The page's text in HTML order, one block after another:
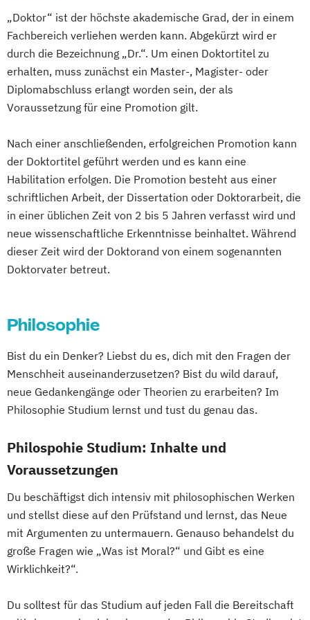
Grafik Design Grafik und Werbung
Mode)
Doktoratsstudium Künstlerische Forschung
Doktoratsstudium der
Doktoratsstudium der Philosophie
Doktoratsstudium der technischen
Wissenschaften
Experimental Game Cultures
Global Challenges and Sustainable
Developments
Industrial Design
Konservierung und Restaurierung
Lehramt Design
Architektur und Environment (Technisches
Werken)
Lehramt Textil - freie und kontextuelle
künstlerische Gestaltung und
Materialkultur (Textiles Gestalten)
materielle Kultur und experimentelle
Praxis (Technisches und textiles Werken)
Lehramt kkp: Kunst und kommunikative
Praxis (Bildnerische Erziehung)
Medienkunst (Studienzweige: Digitale
Kunst
Transmediale Kunst)
Sprachkunst
„Doktor“ ist der höchste akademische Grad, der in einem
Fachbereich verliehen werden kann. Abgekürzt wird er
durch die Bezeichnung „Dr.“. Um einen Doktortitel zu
erhalten, muss zunächst ein Master-, Magister- oder
Diplomabschluss erlangt worden sein, der als
Voraussetzung für eine Promotion gilt.
Nach einer anschließenden, erfolgreichen Promotion kann
der Doktortitel geführt werden und es kann eine
Habilitation erfolgen. Die Promotion besteht aus einer
schriftlichen Arbeit, der Dissertation oder Doktorarbeit, die
in einer üblichen Zeit von 2 bis 5 Jahren verfasst wird und
neue wissenschaftliche Erkenntnisse beinhaltet. Während
dieser Zeit wird der Doktorand von einem sogenannten
Doktorvater betreut.
Philosophie
Bist du ein Denker? Liebst du es, dich mit den Fragen der
Menschheit auseinanderzusetzen? Bist du wild darauf,
neue Gedankengänge oder Theorien zu erarbeiten? Im
Philosophie Studium lernst und tust du genau das.
Philospohie Studium: Inhalte und
Voraussetzungen
Du beschäftigst dich intensiv mit philosophischen Werken
und stellst diese auf den Prüfstand und lernst, das Neue
mit Argumenten zu untermauern. Genauso behandelst du
große Fragen wie „Was ist Moral?“ und Gibt es eine
Wirklichkeit?“.
Du solltest für das Studium auf jeden Fall die Bereitschaft